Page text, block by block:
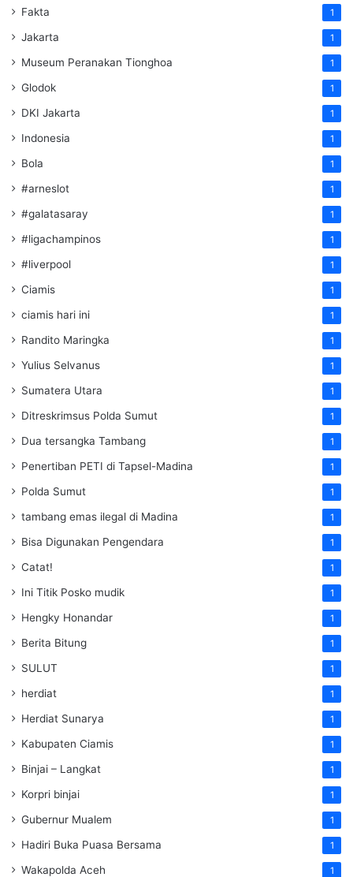
Fakta 1
Jakarta 1
Museum Peranakan Tionghoa 1
Glodok 1
DKI Jakarta 1
Indonesia 1
Bola 1
#arneslot 1
#galatasaray 1
#ligachampinos 1
#liverpool 1
Ciamis 1
ciamis hari ini 1
Randito Maringka 1
Yulius Selvanus 1
Sumatera Utara 1
Ditreskrimsus Polda Sumut 1
Dua tersangka Tambang 1
Penertiban PETI di Tapsel-Madina 1
Polda Sumut 1
tambang emas ilegal di Madina 1
Bisa Digunakan Pengendara 1
Catat! 1
Ini Titik Posko mudik 1
Hengky Honandar 1
Berita Bitung 1
SULUT 1
herdiat 1
Herdiat Sunarya 1
Kabupaten Ciamis 1
Binjai – Langkat 1
Korpri binjai 1
Gubernur Mualem 1
Hadiri Buka Puasa Bersama 1
Wakapolda Aceh 1